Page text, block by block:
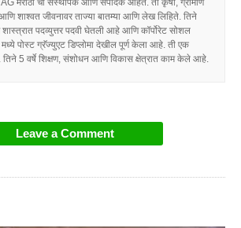
AG मराठी ची संस्थापक आणि संपादक आहेत. ती कृषी, ग्रामीण
शाश्वत जीवनावर ताज्या बातम्या आणि लेख लिहिते. तिने
शास्त्रात पदव्युत्तर पदवी घेतली आहे आणि कॉर्पोरेट सोशल
मध्ये पोस्ट ग्रॅज्युएट डिप्लोमा देखील पूर्ण केला आहे. ती एक
तिने 5 वर्षे शिक्षण, संशोधन आणि विकास क्षेत्रात काम केले आहे.
Leave a Comment